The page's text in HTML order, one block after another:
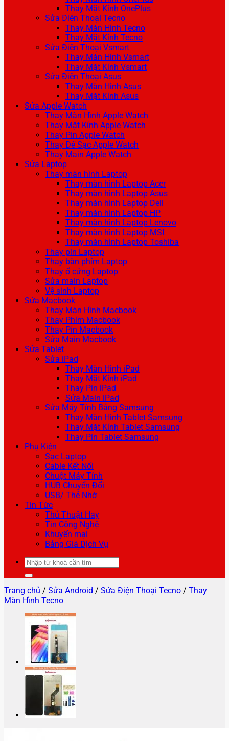
Thay Mặt Kính OnePlus
Sửa Điện Thoại Tecno
Thay Màn Hình Tecno
Thay Mặt Kính Tecno
Sửa Điện Thoại Vsmart
Thay Màn Hình Vsmart
Thay Mặt Kính Vsmart
Sửa Điện Thoại Asus
Thay Màn Hình Asus
Thay Mặt Kính Asus
Sửa Apple Watch
Thay Màn Hình Apple Watch
Thay Mặt Kính Apple Watch
Thay Pin Apple Watch
Thay Đế Sạc Apple Watch
Thay Main Apple Watch
Sửa Laptop
Thay màn hình Laptop
Thay màn hình Laptop Acer
Thay màn hình Laptop Asus
Thay màn hình Laptop Dell
Thay màn hình Laptop HP
Thay màn hình Laptop Lenovo
Thay màn hình Laptop MSI
Thay màn hình Laptop Toshiba
Thay pin Laptop
Thay bàn phím Laptop
Thay ổ cứng Laptop
Sửa main Laptop
Vệ sinh Laptop
Sửa Macbook
Thay Màn Hình Macbook
Thay Phím Macbook
Thay Pin Macbook
Sửa Main Macbook
Sửa Tablet
Sửa iPad
Thay Màn Hình iPad
Thay Mặt Kính iPad
Thay Pin iPad
Sửa Main iPad
Sửa Máy Tính Bảng Samsung
Thay Màn Hình Tablet Samsung
Thay Mặt Kính Tablet Samsung
Thay Pin Tablet Samsung
Phụ Kiện
Sạc Laptop
Cable Kết Nối
Chuột Máy Tính
HUB Chuyển Đổi
USB/ Thẻ Nhớ
Tin Tức
Thủ Thuật Hay
Tin Công Nghệ
Khuyến mại
Bảng Giá Dịch Vụ
Tìm
kiếm:
Trang chủ / Sửa Android / Sửa Điện Thoại Tecno / Thay
Màn Hình Tecno